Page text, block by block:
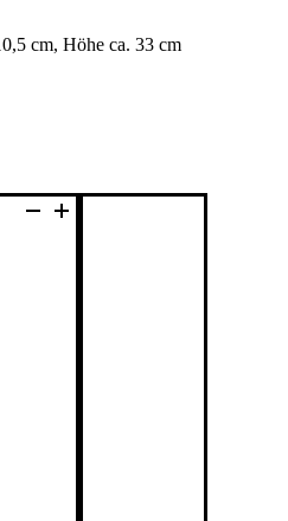
cm, Höhe ca. 33 cm